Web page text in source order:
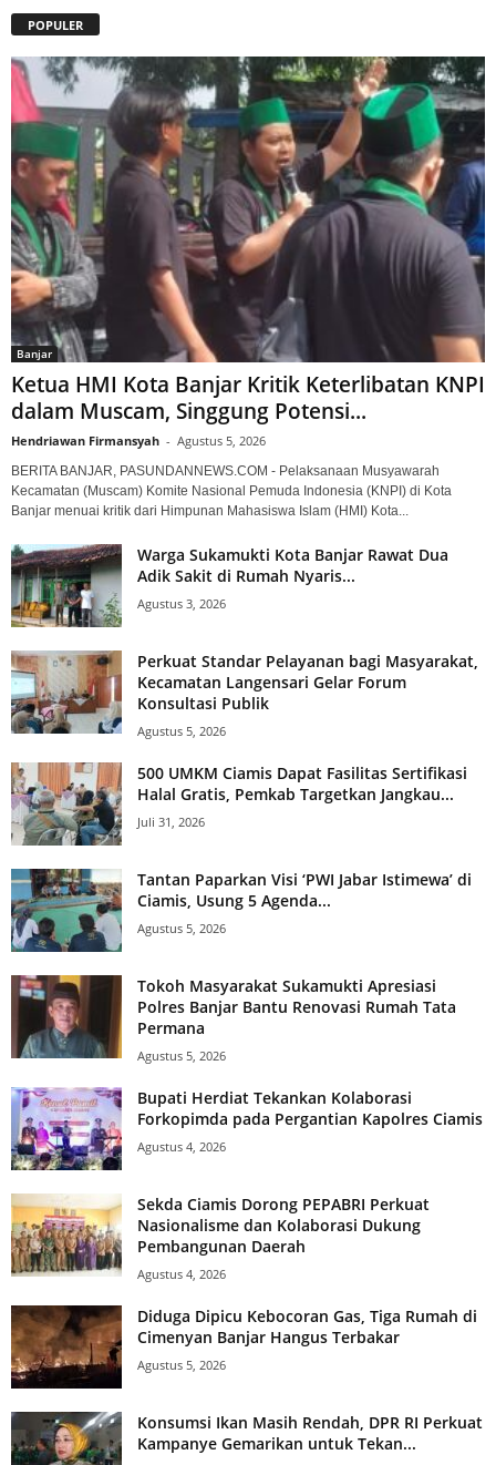
POPULER
Banjar
Ketua HMI Kota Banjar Kritik Keterlibatan KNPI
dalam Muscam, Singgung Potensi...
Hendriawan Firmansyah - Agustus 5, 2026
BERITA BANJAR, PASUNDANNEWS.COM - Pelaksanaan Musyawarah
Kecamatan (Muscam) Komite Nasional Pemuda Indonesia (KNPI) di Kota
Banjar menuai kritik dari Himpunan Mahasiswa Islam (HMI) Kota...
Warga Sukamukti Kota Banjar Rawat Dua
Adik Sakit di Rumah Nyaris...
Agustus 3, 2026
Perkuat Standar Pelayanan bagi Masyarakat,
Kecamatan Langensari Gelar Forum
Konsultasi Publik
Agustus 5, 2026
500 UMKM Ciamis Dapat Fasilitas Sertifikasi
Halal Gratis, Pemkab Targetkan Jangkau...
Juli 31, 2026
Tantan Paparkan Visi ‘PWI Jabar Istimewa’ di
Ciamis, Usung 5 Agenda...
Agustus 5, 2026
Tokoh Masyarakat Sukamukti Apresiasi
Polres Banjar Bantu Renovasi Rumah Tata
Permana
Agustus 5, 2026
Bupati Herdiat Tekankan Kolaborasi
Forkopimda pada Pergantian Kapolres Ciamis
Agustus 4, 2026
Sekda Ciamis Dorong PEPABRI Perkuat
Nasionalisme dan Kolaborasi Dukung
Pembangunan Daerah
Agustus 4, 2026
Diduga Dipicu Kebocoran Gas, Tiga Rumah di
Cimenyan Banjar Hangus Terbakar
Agustus 5, 2026
Konsumsi Ikan Masih Rendah, DPR RI Perkuat
Kampanye Gemarikan untuk Tekan...